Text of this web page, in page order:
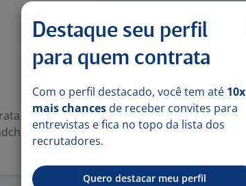
para
170,
Destaque seu perfil
para quem contrata
Com o perfil destacado, você tem até 10x
mais chances de receber convites para
entrevistas e fica no topo da lista dos
recrutadores.
Quero destacar meu perfil